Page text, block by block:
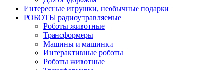
Интересные игрушки, необычные подарки
РОБОТЫ радиоуправляемые
Роботы животные
Трансформеры
Машины и машинки
Интерактивные роботы
Роботы животные